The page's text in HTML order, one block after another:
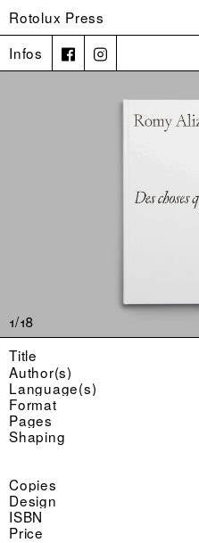
Rotolux Press
Infos
1/18
Title
Author(s)
Language(s)
Format
Pages
Shaping
Copies
Design
ISBN
Price